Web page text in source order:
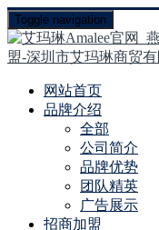
Toggle navigation
网站首页
品牌介绍
全部
公司简介
品牌优势
团队精英
广告展示
招商加盟